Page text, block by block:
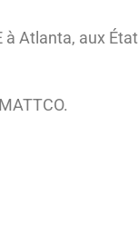
Atlanta, aux